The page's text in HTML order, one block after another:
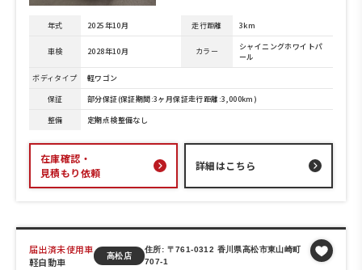
年式 2025年10月 走行距離 3km
車検 2028年10月 カラー
シャイニングホワイトパ
ール
ボディタイプ
軽ワゴン
保証
部分保証(保証期間:3ヶ月保証走行距離:3,000km)
整備
定期点検整備なし
在庫確認・
見積もり依頼
詳細はこちら
届出済未使用車
軽自動車
高松店
住所: 〒761-0312 香川県高松市東山崎町
707-1